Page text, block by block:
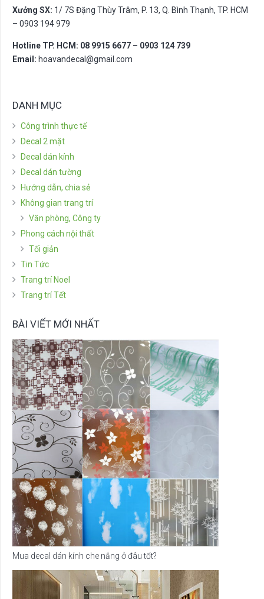
Xưởng SX: 1/ 7S Đặng Thùy Trâm, P. 13, Q. Bình Thạnh, TP. HCM
– 0903 194 979
Hotline TP. HCM: 08 9915 6677 – 0903 124 739
Email: hoavandecal@gmail.com
DANH MỤC
Công trình thực tế
Decal 2 mặt
Decal dán kính
Decal dán tường
Hướng dẫn, chia sẻ
Không gian trang trí
Văn phòng, Công ty
Phong cách nội thất
Tối giản
Tin Tức
Trang trí Noel
Trang trí Tết
BÀI VIẾT MỚI NHẤT
Mua decal dán kính che nắng ở đâu tốt?